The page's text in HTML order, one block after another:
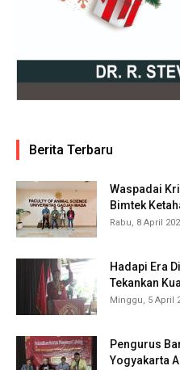
Berita Terbaru
Waspadai
Bimtek
Rabu, 8 April
Hadapi Era
Tekankan
Minggu, 5 April
Pengurus
Yogyakarta